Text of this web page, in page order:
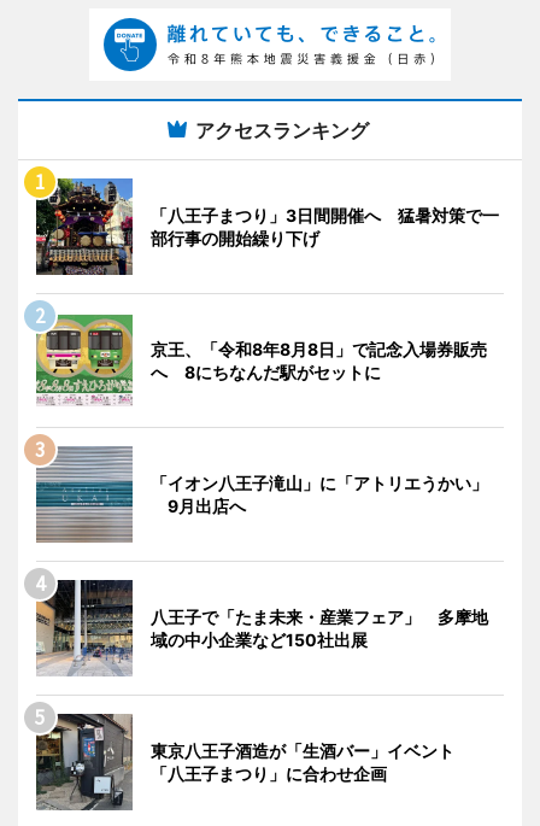
アクセスランキング
「八王子まつり」3日間開催へ 猛暑対策で一
部行事の開始繰り下げ
京王、「令和8年8月8日」で記念入場券販売
へ 8にちなんだ駅がセットに
「イオン八王子滝山」に「アトリエうかい」
9月出店へ
八王子で「たま未来・産業フェア」 多摩地
域の中小企業など150社出展
東京八王子酒造が「生酒バー」イベント
「八王子まつり」に合わせ企画